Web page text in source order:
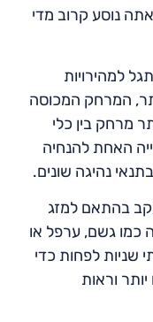
נוסע קרוב מדי
למהירויות
המרחק המכוסה
מרחק בין כלי
האחת להנחיה
נהיגה שונים.
בהתאם למזג
כמו גשם, ערפל או
שניות לפחות כדי
וראות